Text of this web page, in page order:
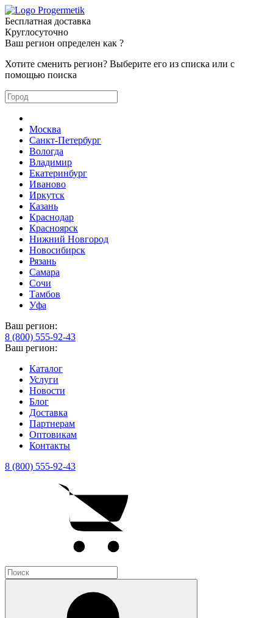
Бесплатная доставка
Круглосуточно
Ваш регион определен как ?
Хотите сменить регион? Выберите его из списка или с
помощью поиска
Москва
Санкт-Петербург
Вологда
Владимир
Екатеринбург
Иваново
Иркутск
Казань
Краснодар
Красноярск
Нижний Новгород
Новосибирск
Рязань
Самара
Сочи
Тамбов
Уфа
Ваш регион:
8 (800) 555-92-43
Ваш регион:
Каталог
Услуги
Новости
Блог
Доставка
Партнерам
Оптовикам
Контакты
8 (800) 555-92-43